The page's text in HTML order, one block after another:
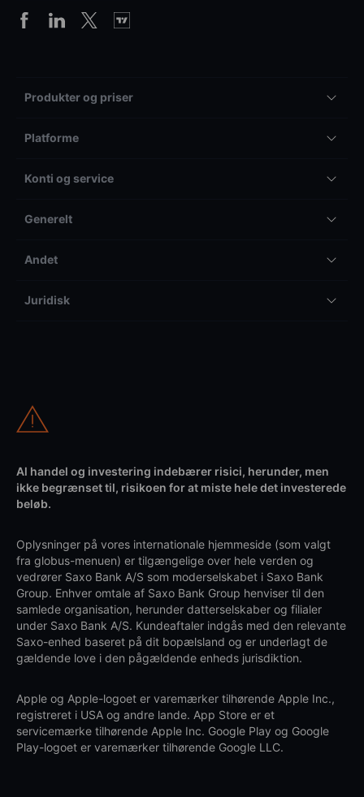
Produkter og priser
Platforme
Konti og service
Generelt
Andet
Juridisk
Al handel og investering indebærer risici, herunder, men
ikke begrænset til, risikoen for at miste hele det investerede
beløb.
Oplysninger på vores internationale hjemmeside (som valgt
fra globus-menuen) er tilgængelige over hele verden og
vedrører Saxo Bank A/S som moderselskabet i Saxo Bank
Group. Enhver omtale af Saxo Bank Group henviser til den
samlede organisation, herunder datterselskaber og filialer
under Saxo Bank A/S. Kundeaftaler indgås med den relevante
Saxo-enhed baseret på dit bopælsland og er underlagt de
gældende love i den pågældende enheds jurisdiktion.
Apple og Apple-logoet er varemærker tilhørende Apple Inc.,
registreret i USA og andre lande. App Store er et
servicemærke tilhørende Apple Inc. Google Play og Google
Play-logoet er varemærker tilhørende Google LLC.